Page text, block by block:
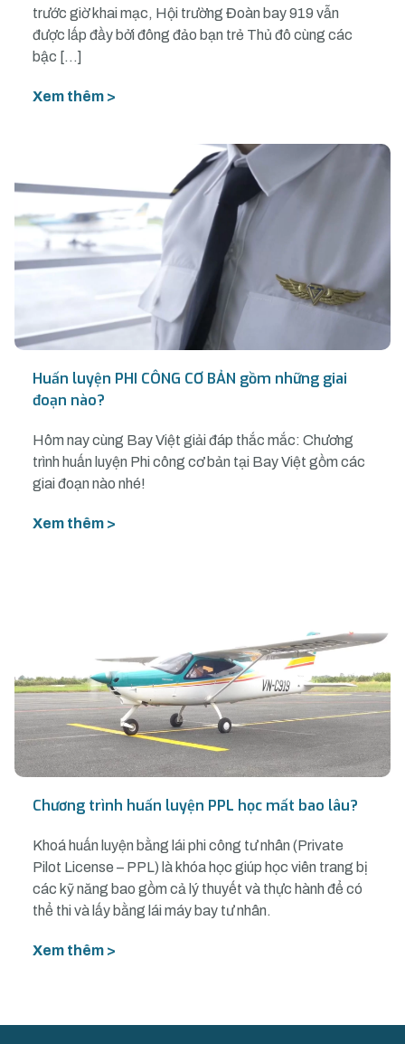
trước giờ khai mạc, Hội trường Đoàn bay 919 vẫn
được lấp đầy bởi đông đảo bạn trẻ Thủ đô cùng các
bậc […]
Xem thêm >
Huấn luyện PHI CÔNG CƠ BẢN gồm những giai
đoạn nào?
Hôm nay cùng Bay Việt giải đáp thắc mắc: Chương
trình huấn luyện Phi công cơ bản tại Bay Việt gồm các
giai đoạn nào nhé!
Xem thêm >
Chương trình huấn luyện PPL học mất bao lâu?
Khoá huấn luyện bằng lái phi công tư nhân (Private
Pilot License – PPL) là khóa học giúp học viên trang bị
các kỹ năng bao gồm cả lý thuyết và thực hành để có
thể thi và lấy bằng lái máy bay tư nhân.
Xem thêm >